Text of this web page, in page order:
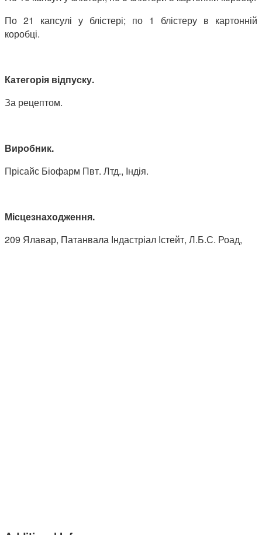
По 21 капсулі у блістері; по 1 блістеру в картонній
коробці.
Категорія відпуску.
За рецептом.
Виробник.
Прісайс Біофарм Пвт. Лтд., Індія.
Місцезнаходження.
209 Ялавар, Патанвала Індастріал Істейт, Л.Б.С. Роад,